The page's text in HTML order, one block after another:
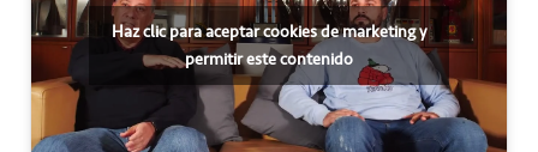
Haz clic para aceptar cookies de marketing y
permitir este contenido